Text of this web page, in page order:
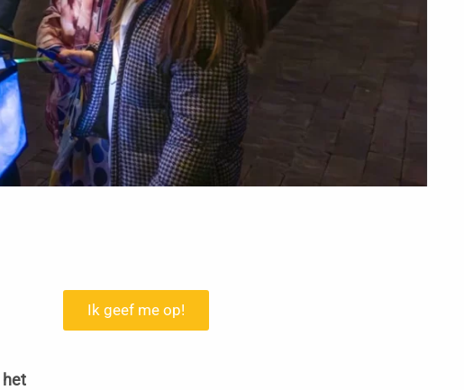
het
Ik geef me op!